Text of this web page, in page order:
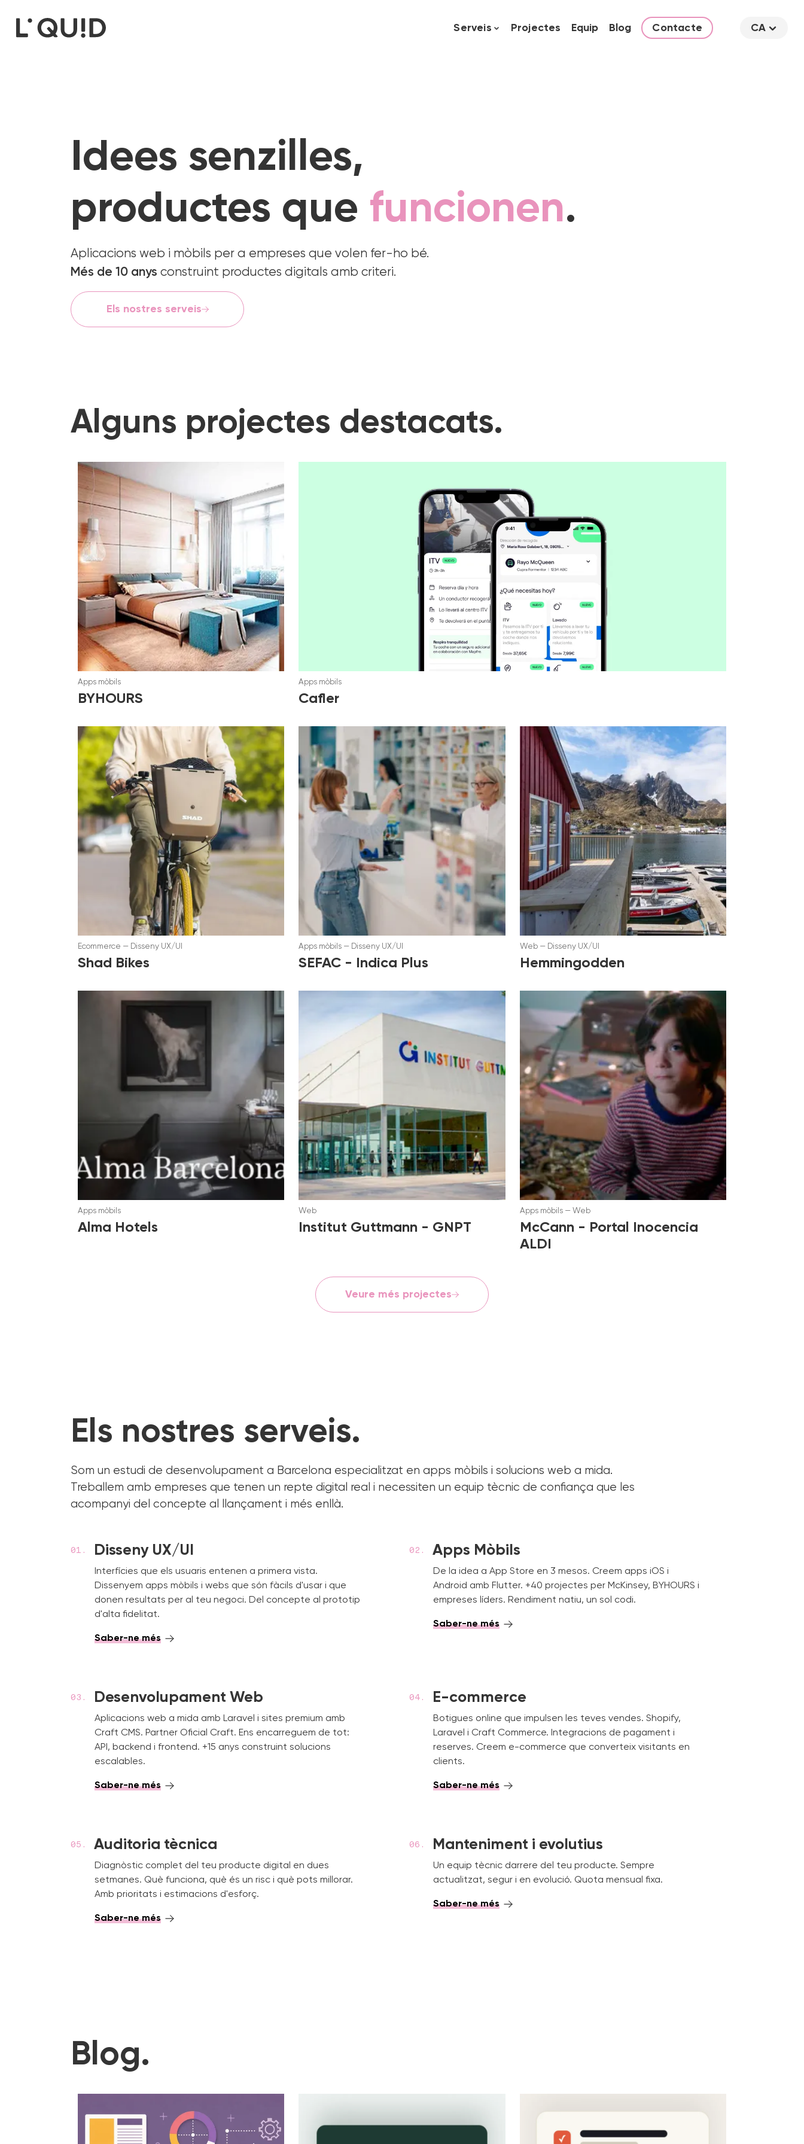
Serveis Projectes Equip Blog Contacte CA
Idees senzilles,
productes que funcionen.
Aplicacions web i mòbils per a empreses que volen fer-ho bé.
Més de 10 anys construint productes digitals amb criteri.
Els nostres serveis
Alguns projectes destacats.
Apps mòbils
BYHOURS
Apps mòbils
Cafler
Ecommerce — Disseny UX/UI
Shad Bikes
Apps mòbils — Disseny UX/UI
SEFAC - Indica Plus
Web — Disseny UX/UI
Hemmingodden
Apps mòbils
Alma Hotels
Web
Institut Guttmann - GNPT
Apps mòbils — Web
McCann - Portal Inocencia
ALDI
Veure més projectes
Els nostres serveis.
Som un estudi de desenvolupament a Barcelona especialitzat en apps mòbils i solucions web a mida.
Treballem amb empreses que tenen un repte digital real i necessiten un equip tècnic de confiança que les
acompanyi del concepte al llançament i més enllà.
Disseny UX/UI
Interfícies que els usuaris entenen a primera vista.
Dissenyem apps mòbils i webs que són fàcils d'usar i que
donen resultats per al teu negoci. Del concepte al prototip
d'alta fidelitat.
Saber-ne més
Apps Mòbils
De la idea a App Store en 3 mesos. Creem apps iOS i
Android amb Flutter. +40 projectes per McKinsey, BYHOURS i
empreses líders. Rendiment natiu, un sol codi.
Saber-ne més
Desenvolupament Web
Aplicacions web a mida amb Laravel i sites premium amb
Craft CMS. Partner Oficial Craft. Ens encarreguem de tot:
API, backend i frontend. +15 anys construint solucions
escalables.
Saber-ne més
E-commerce
Botigues online que impulsen les teves vendes. Shopify,
Laravel i Craft Commerce. Integracions de pagament i
reserves. Creem e-commerce que converteix visitants en
clients.
Saber-ne més
Auditoria tècnica
Diagnòstic complet del teu producte digital en dues
setmanes. Què funciona, què és un risc i què pots millorar.
Amb prioritats i estimacions d'esforç.
Saber-ne més
Manteniment i evolutius
Un equip tècnic darrere del teu producte. Sempre
actualitzat, segur i en evolució. Quota mensual fixa.
Saber-ne més
Blog.